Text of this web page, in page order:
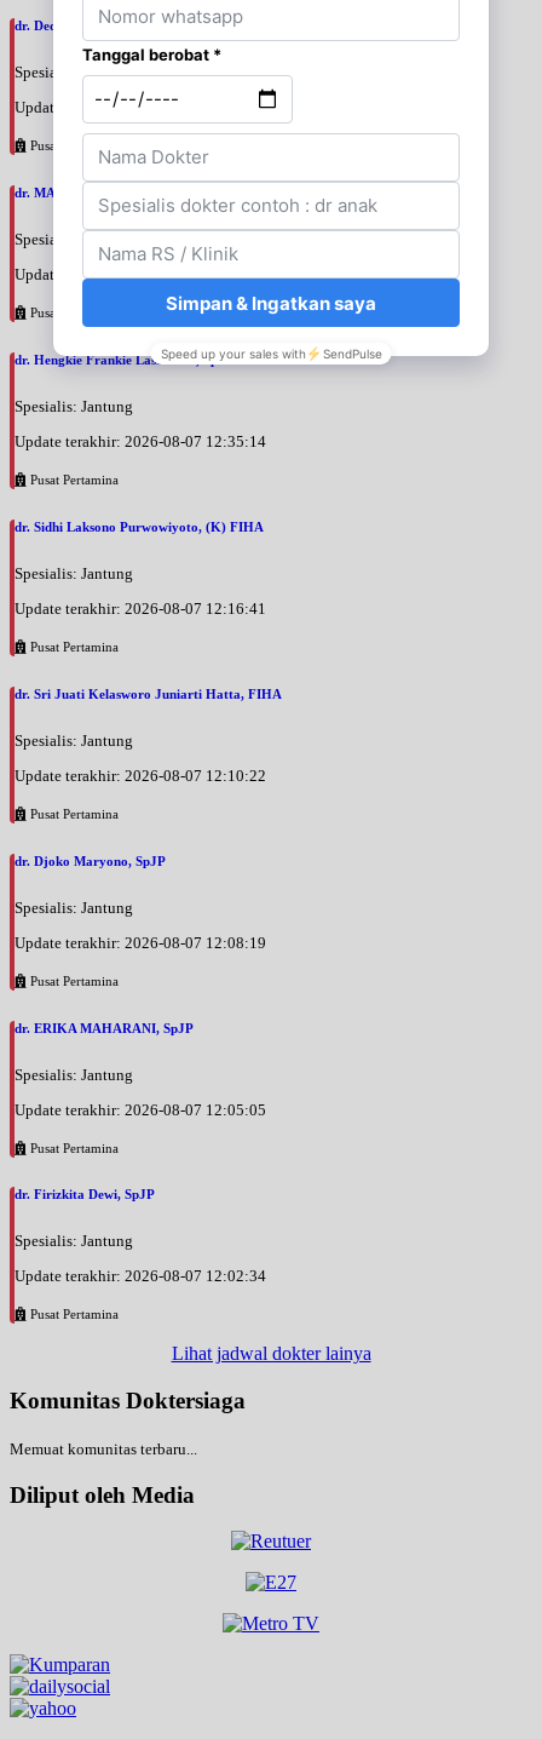
dr. Deddy Hermawan, SpJP
Spesialis: Jantung
Update terakhir: 2026-08-07 12:39:27
Pusat Pertamina
dr. MAYA MUNIGAR APANDI, SpJP
Spesialis: Jantung
Update terakhir: 2026-08-07 12:36:52
Pusat Pertamina
dr. Hengkie Frankie Lasanudin, SpJP
Spesialis: Jantung
Update terakhir: 2026-08-07 12:35:14
Pusat Pertamina
dr. Sidhi Laksono Purwowiyoto, (K) FIHA
Spesialis: Jantung
Update terakhir: 2026-08-07 12:16:41
Pusat Pertamina
dr. Sri Juati Kelasworo Juniarti Hatta, FIHA
Spesialis: Jantung
Update terakhir: 2026-08-07 12:10:22
Pusat Pertamina
dr. Djoko Maryono, SpJP
Spesialis: Jantung
Update terakhir: 2026-08-07 12:08:19
Pusat Pertamina
dr. ERIKA MAHARANI, SpJP
Spesialis: Jantung
Update terakhir: 2026-08-07 12:05:05
Pusat Pertamina
dr. Firizkita Dewi, SpJP
Spesialis: Jantung
Update terakhir: 2026-08-07 12:02:34
Pusat Pertamina
Lihat jadwal dokter lainya
Komunitas Doktersiaga
Memuat komunitas terbaru...
Diliput oleh Media